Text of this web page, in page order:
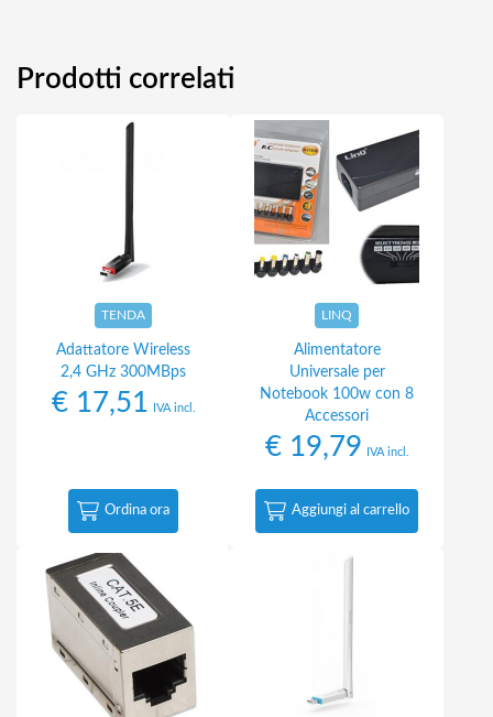
Prodotti correlati
TENDA
Adattatore Wireless
2,4 GHz 300MBps
€17,51 IVA incl.
Ordina ora
LINQ
Alimentatore
Universale per
Notebook 100w con 8
Accessori
€19,79 IVA incl.
Aggiungi al carrello